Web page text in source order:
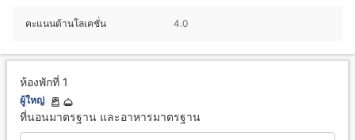
คะแนนด้านโลเคชั่น 4.0
ห้องพักที่ 1
ผู้ใหญ่
ที่นอนมาตรฐาน และอาหารมาตรฐาน